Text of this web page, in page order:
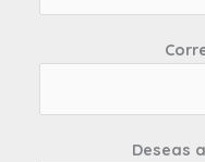
Deseas